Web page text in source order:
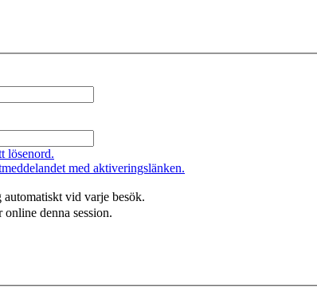
lösenord.
med aktiveringslänken.
vid varje besök.
denna session.